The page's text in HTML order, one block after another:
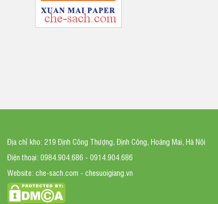
Địa chỉ kho: 219 Định Công Thượng, Định Công, Hoàng Mai, Hà Nội
Điện thoại: 0984.904.686 - 0914.904.686
Website: che-sach.com - chesuoigiang.vn